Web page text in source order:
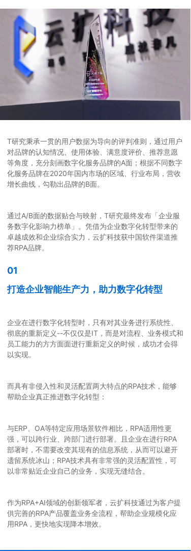
T研究秉承一贯的用户数据为导向的评判准则，通过用户
对品牌的认知情况、使用体验、满意度评价、推荐意愿
等角度，充分刻画数字化服务品牌的A面；根据不同数字
化服务品牌在2020年国内市场的区域、行业布局，营收
增长曲线，勾勒出品牌的B面。
通过A/B面的数据贴合与映射，T研究最终发布「企业服
务数字化影响力榜单」。凭借为企业数字化转型带来的
卓越成效和企业综合实力，云扩科技获中国软件渠道推
荐RPA品牌。
01
打造企业智能生产力，助力数字化转型
企业在进行数字化转型时，只有对其业务进行系统性、
彻底的重新定义--不仅仅是IT，而是对流程、业务模式和
员工能力的方方面面进行重新定义的时候，成功才会得
以实现。
而具有非侵入性和灵活配置两大特点的RPA技术，能够
帮助企业真正推进数字化转型：
与ERP、OA等特定应用场景软件相比，RPA适用性更
强，可以跨行业、跨部门进行部署。且企业在进行RPA
部署时，不需要改变其现有的信息系统，从而可以避开
遗留系统冰山；RPA技术具有非常强的灵活配置性，可
以非常贴近企业自己的业务，实现无缝结合。
作为RPA+AI领域的创新领军者，云扩科技通过为客户提
供完善的RPA产品覆盖业务全流程，帮助企业规模化应
用RPA，更快地实现降本增效。